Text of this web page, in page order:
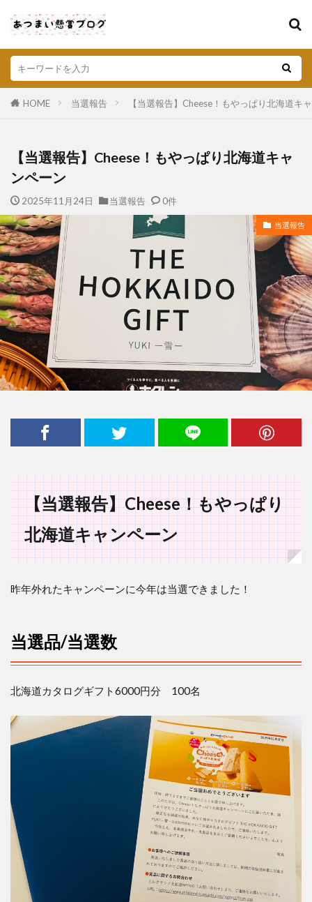
HOME 当選報告 【当選報告】Cheese！もやっぱり北海道キ
【当選報告】Cheese！もやっぱり北海道キャ
ンペーン
2025年11月24日 当選報告 0件
当選報告
【当選報告】Cheese！もやっぱり
北海道キャンペーン
昨年外れたキャンペーンに今年は当選できました！
当選品/当選数
北海道カタログギフト6000円分 100名